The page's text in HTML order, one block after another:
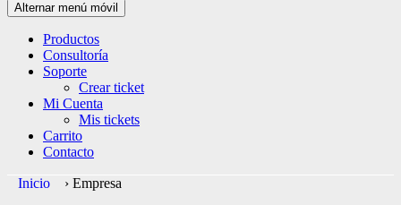
Alternar menú móvil
Productos
Consultoría
Soporte
Crear ticket
Mi Cuenta
Mis tickets
Carrito
Contacto
Inicio › Empresa